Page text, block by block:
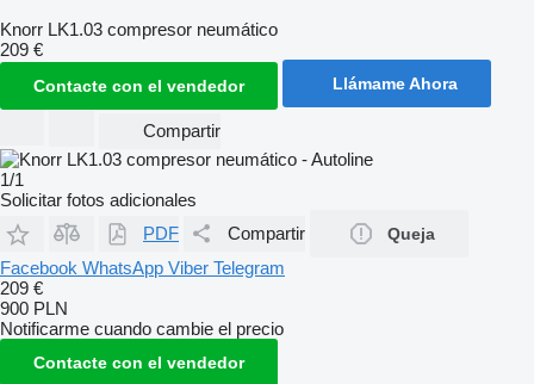
Knorr LK1.03 compresor neumático
209 €
Contacte con el vendedor Llámame Ahora
Compartir
1/1
Solicitar fotos adicionales
PDF
Compartir Queja
Facebook WhatsApp Viber Telegram
209 €
900 PLN
Notificarme cuando cambie el precio
Contacte con el vendedor